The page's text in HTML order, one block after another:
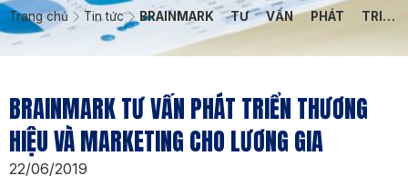
Trang chủ Tin tức
BRAINMARK TƯ VẤN PHÁT TRIỂN
THƯƠNG HIỆU VÀ MARKETING CHO
LƯƠNG GIA
BRAINMARK TƯ VẤN PHÁT TRIỂN THƯƠNG
HIỆU VÀ MARKETING CHO LƯƠNG GIA
22/06/2019